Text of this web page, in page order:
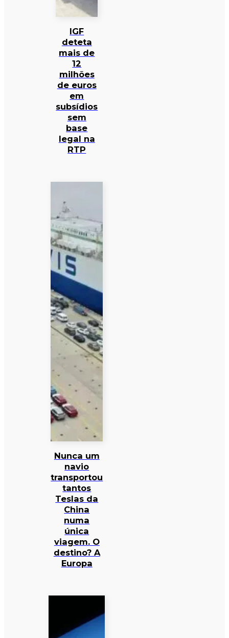
IGF
deteta
mais de
12
milhões
de euros
em
subsídios
sem
base
legal na
RTP
Nunca um
navio
transportou
tantos
Teslas da
China
numa
única
viagem. O
destino? A
Europa